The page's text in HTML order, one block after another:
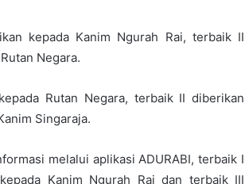
kepada Kanim Ngurah Rai, terbaik II
Negara.
Rutan Negara, terbaik II diberikan
Singaraja.
melalui aplikasi ADURABI, terbaik I
Kanim Ngurah Rai dan terbaik III